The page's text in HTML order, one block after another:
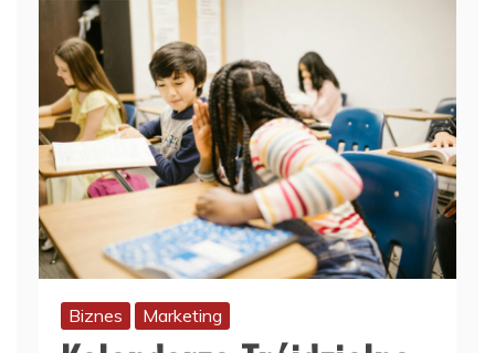
Biznes Marketing